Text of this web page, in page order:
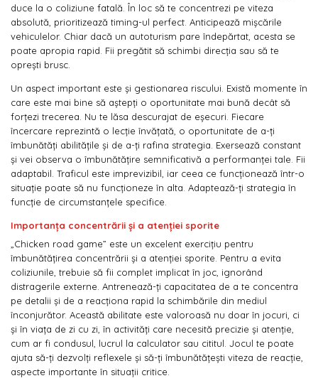
duce la o coliziune fatală. În loc să te concentrezi pe viteza
absolută, prioritizează timing-ul perfect. Anticipează mișcările
vehiculelor. Chiar dacă un autoturism pare îndepărtat, acesta se
poate apropia rapid. Fii pregătit să schimbi direcția sau să te
oprești brusc.
Un aspect important este și gestionarea riscului. Există momente în
care este mai bine să aștepți o oportunitate mai bună decât să
forțezi trecerea. Nu te lăsa descurajat de eșecuri. Fiecare
încercare reprezintă o lecție învățată, o oportunitate de a-ți
îmbunătăți abilitățile și de a-ți rafina strategia. Exersează constant
și vei observa o îmbunătățire semnificativă a performanței tale. Fii
adaptabil. Traficul este imprevizibil, iar ceea ce funcționează într-o
situație poate să nu funcționeze în alta. Adaptează-ți strategia în
funcție de circumstanțele specifice.
Importanța concentrării și a atenției sporite
„Chicken road game” este un excelent exercițiu pentru
îmbunătățirea concentrării și a atenției sporite. Pentru a evita
coliziunile, trebuie să fii complet implicat în joc, ignorând
distragerile externe. Antrenează-ți capacitatea de a te concentra
pe detalii și de a reacționa rapid la schimbările din mediul
înconjurător. Această abilitate este valoroasă nu doar în jocuri, ci
și în viața de zi cu zi, în activități care necesită precizie și atenție,
cum ar fi condusul, lucrul la calculator sau cititul. Jocul te poate
ajuta să-ți dezvolți reflexele și să-ți îmbunătățești viteza de reacție,
aspecte importante în situații critice.